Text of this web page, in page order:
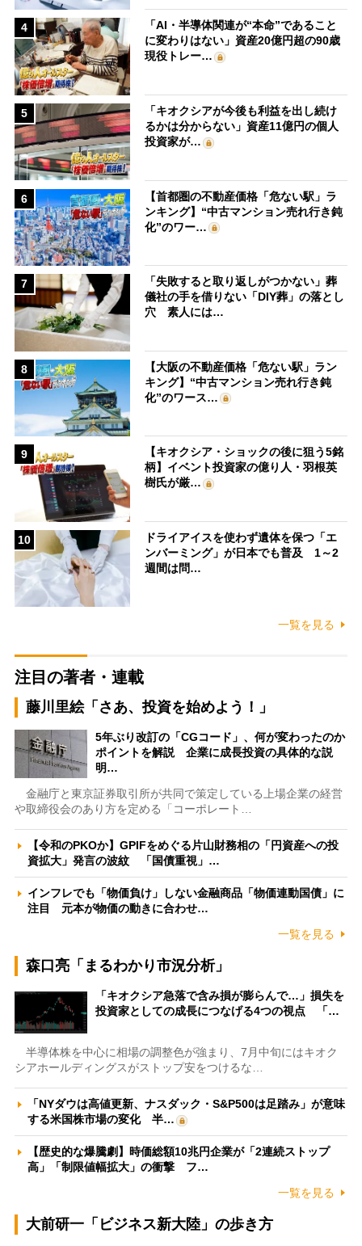
4
「AI・半導体関連が“本命”であること
に変わりはない」資産20億円超の90歳
現役トレー…
5
「キオクシアが今後も利益を出し続け
るかは分からない」資産11億円の個人
投資家が…
6
【首都圏の不動産価格「危ない駅」ラ
ンキング】“中古マンション売れ行き鈍
化”のワー…
7
「失敗すると取り返しがつかない」葬
儀社の手を借りない「DIY葬」の落とし
穴 素人には…
8
【大阪の不動産価格「危ない駅」ラン
キング】“中古マンション売れ行き鈍
化”のワース…
9
【キオクシア・ショックの後に狙う5銘
柄】イベント投資家の億り人・羽根英
樹氏が厳…
10
ドライアイスを使わず遺体を保つ「エ
ンバーミング」が日本でも普及 1～2
週間は問…
一覧を見る
注目の著者・連載
藤川里絵「さあ、投資を始めよう！」
5年ぶり改訂の「CGコード」、何が変わったのか
ポイントを解説 企業に成長投資の具体的な説
明…
金融庁と東京証券取引所が共同で策定している上場企業の経営
や取締役会のあり方を定める「コーポレート…
【令和のPKOか】GPIFをめぐる片山財務相の「円資産への投
資拡大」発言の波紋 「国債重視」…
インフレでも「物価負け」しない金融商品「物価連動国債」に
注目 元本が物価の動きに合わせ…
一覧を見る
森口亮「まるわかり市況分析」
「キオクシア急落で含み損が膨らんで…」損失を
投資家としての成長につなげる4つの視点 「…
半導体株を中心に相場の調整色が強まり、7月中旬にはキオク
シアホールディングスがストップ安をつけるな…
「NYダウは高値更新、ナスダック・S&P500は足踏み」が意味
する米国株市場の変化 半…
【歴史的な爆騰劇】時価総額10兆円企業が「2連続ストップ
高」「制限値幅拡大」の衝撃 フ…
一覧を見る
大前研一「ビジネス新大陸」の歩き方